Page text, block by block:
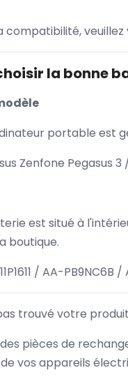
compatibilité,
la bonne
portable est
Zenfone Pegasus 3
est situé à
boutique.
/ AA-PB9NC6B
trouvé votre
des pièces de
vos appareils